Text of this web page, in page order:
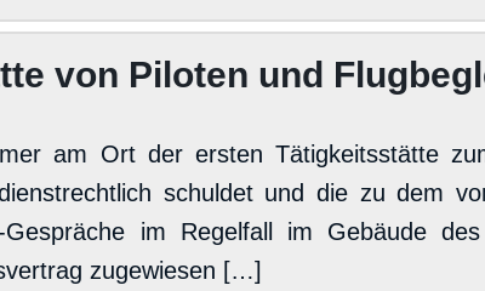
von Piloten und
am Ort der ersten Tätigkeitsstätte
schuldet und die zu dem
im Regelfall im Gebäude
zugewiesen […]